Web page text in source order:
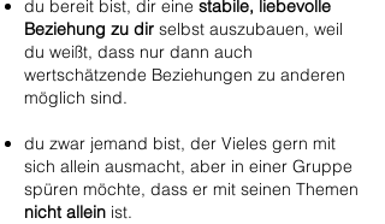
du bereit bist, dir eine stabile, liebevolle
Beziehung zu dir selbst auszubauen, weil
du weißt, dass nur dann auch
wertschätzende Beziehungen zu anderen
möglich sind.
du zwar jemand bist, der Vieles gern mit
sich allein ausmacht, aber in einer Gruppe
spüren möchte, dass er mit seinen Themen
nicht allein ist.